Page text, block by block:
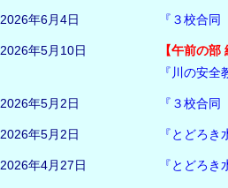
2026年6月4日 『３校合
2026年5月10日
【午前の
『川の安
2026年5月2日 『３校合
2026年5月2日 『とどろ
2026年4月27日 『とどろ